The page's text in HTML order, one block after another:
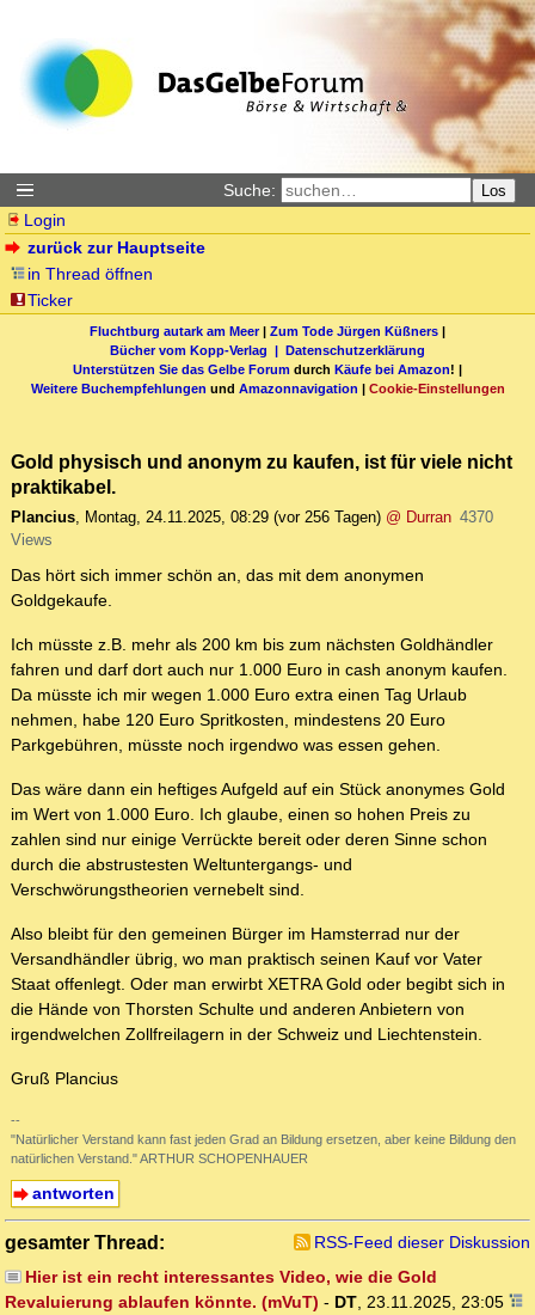
Suche: Los
Login
zurück zur Hauptseite
in Thread öffnen
Ticker
Fluchtburg autark am Meer| Zum Tode Jürgen Küßners |
Bücher vom Kopp-Verlag | Datenschutzerklärung
Unterstützen Sie das Gelbe Forum durch Käufe bei Amazon! |
Weitere Buchempfehlungen und Amazonnavigation | Cookie-Einstellungen
Gold physisch und anonym zu kaufen, ist für viele nicht
praktikabel.
Plancius, Montag, 24.11.2025, 08:29 (vor 256 Tagen) @ Durran 4370
Views
Das hört sich immer schön an, das mit dem anonymen
Goldgekaufe.
Ich müsste z.B. mehr als 200 km bis zum nächsten Goldhändler
fahren und darf dort auch nur 1.000 Euro in cash anonym kaufen.
Da müsste ich mir wegen 1.000 Euro extra einen Tag Urlaub
nehmen, habe 120 Euro Spritkosten, mindestens 20 Euro
Parkgebühren, müsste noch irgendwo was essen gehen.
Das wäre dann ein heftiges Aufgeld auf ein Stück anonymes Gold
im Wert von 1.000 Euro. Ich glaube, einen so hohen Preis zu
zahlen sind nur einige Verrückte bereit oder deren Sinne schon
durch die abstrustesten Weltuntergangs- und
Verschwörungstheorien vernebelt sind.
Also bleibt für den gemeinen Bürger im Hamsterrad nur der
Versandhändler übrig, wo man praktisch seinen Kauf vor Vater
Staat offenlegt. Oder man erwirbt XETRA Gold oder begibt sich in
die Hände von Thorsten Schulte und anderen Anbietern von
irgendwelchen Zollfreilagern in der Schweiz und Liechtenstein.
Gruß Plancius
--
"Natürlicher Verstand kann fast jeden Grad an Bildung ersetzen, aber keine Bildung den
natürlichen Verstand." ARTHUR SCHOPENHAUER
antworten
gesamter Thread:
RSS-Feed dieser Diskussion
Hier ist ein recht interessantes Video, wie die Gold
Revaluierung ablaufen könnte. (mVuT) - DT, 23.11.2025, 23:05